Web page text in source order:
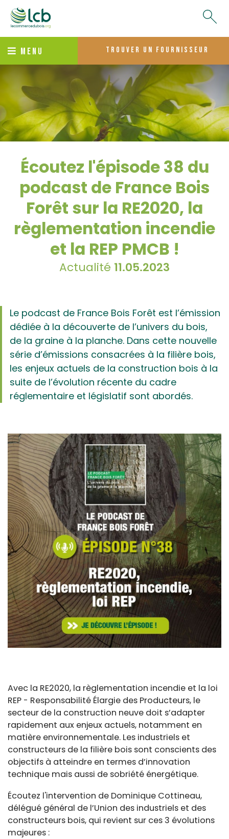
MENU trouver un fournisseur
Écoutez l'épisode 38 du
podcast de France Bois
Forêt sur la RE2020, la
règlementation incendie
et la REP PMCB !
Actualité 11.05.2023
Le podcast de France Bois Forêt est l’émission
dédiée à la découverte de l’univers du bois,
de la graine à la planche. Dans cette nouvelle
série d’émissions consacrées à la filière bois,
les enjeux actuels de la construction bois à la
suite de l’évolution récente du cadre
réglementaire et législatif sont abordés.
Avec la RE2020, la règlementation incendie et la loi
REP - Responsabilité Élargie des Producteurs, le
secteur de la construction neuve doit s’adapter
rapidement aux enjeux actuels, notamment en
matière environnementale. Les industriels et
constructeurs de la filière bois sont conscients des
objectifs à atteindre en termes d’innovation
technique mais aussi de sobriété énergétique.
Écoutez l'intervention de Dominique Cottineau,
délégué général de l’Union des industriels et des
constructeurs bois, qui revient sur ces 3 évolutions
majeures :